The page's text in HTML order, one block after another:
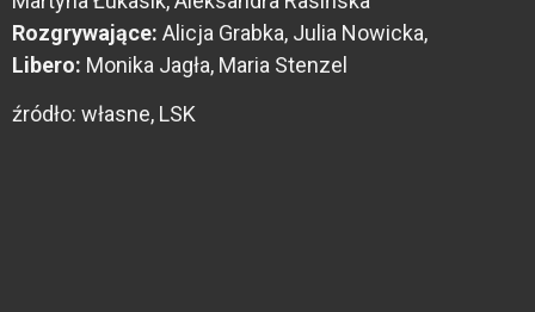
Rozgrywające: Alicja Grabka, Julia Nowicka,
Libero: Monika Jagła, Maria Stenzel
źródło: własne, LSK